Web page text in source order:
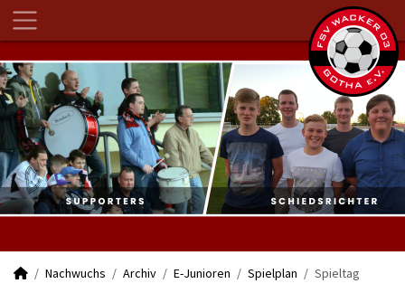
Nachwuchs Archiv E-Junioren Spielplan Spieltag